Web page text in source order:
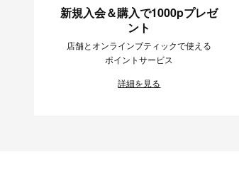
新規入会＆購入で1000pプレゼ
ント
店舗とオンラインブティックで使える
ポイントサービス
詳細を見る